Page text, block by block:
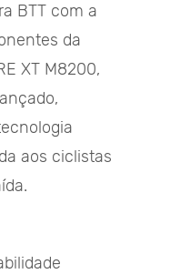
BTT com a
da
XT M8200,
aos ciclistas